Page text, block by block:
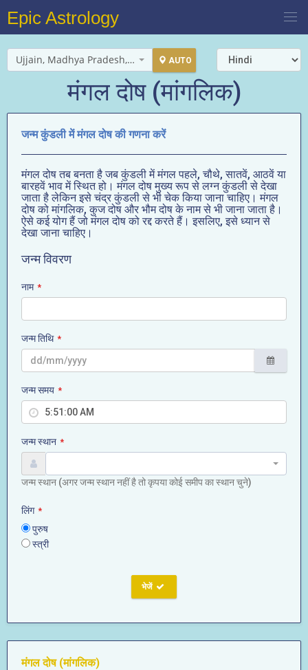
Epic Astrology
Ujjain, Madhya Pradesh, India AUTO
मंगल दोष (मांगलिक)
जन्म कुंडली में मंगल दोष की गणना करें
मंगल दोष तब बनता है जब कुंडली में मंगल पहले, चौथे, सातवें, आठवें या
बारहवें भाव में स्थित हो। मंगल दोष मुख्य रूप से लग्न कुंडली से देखा
जाता है लेकिन इसे चंद्र कुंडली से भी चेक किया जाना चाहिए। मंगल
दोष को मांगलिक, कुज दोष और भौम दोष के नाम से भी जाना जाता है।
ऐसे कई योग हैं जो मंगल दोष को रद्द करते हैं। इसलिए, इसे ध्यान से
देखा जाना चाहिए।
जन्म विवरण
नाम *
जन्म तिथि *
जन्म समय *
जन्म स्थान *
जन्म स्थान (अगर जन्म स्थान नहीं है तो कृपया कोई समीप का स्थान चुने)
लिंग *
पुरुष
स्त्री
भेजें
मंगल दोष (मांगलिक)